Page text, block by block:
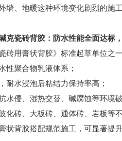
墙、地暖这种环境变化剧烈的施
克瓷砖背胶：防水性能全面达标
砖用膏状背胶》标准起草单位之
性聚合物乳液体系；
耐水浸泡后粘结力保持率高；
水侵、湿热交替、碱腐蚀等环境破
化砖、大板砖、通体砖、岩板等
状背胶搭配规范施工，可显著提